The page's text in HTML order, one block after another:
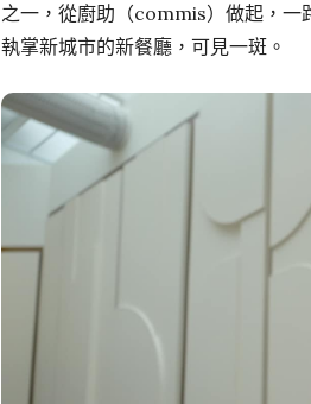
之一，從廚助（commis）做起，一
執掌新城市的新餐廳，可見一斑。